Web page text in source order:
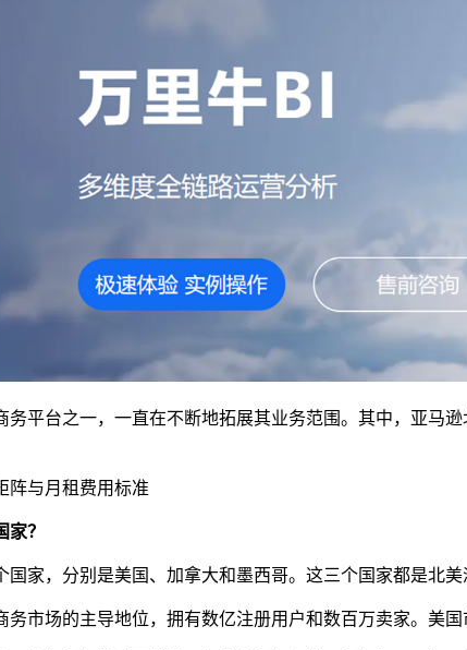
务平台之一，一直在不断地拓展其业务范围。其中，亚马
？
国家，分别是美国、加拿大和墨西哥。这三个国家都是北
务市场的主导地位，拥有数亿注册用户和数百万卖家。美